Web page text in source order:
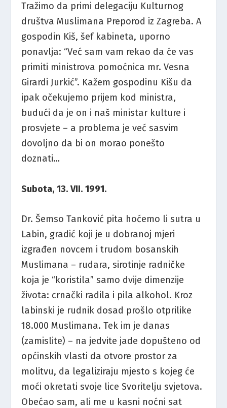
Tražimo da primi delegaciju Kulturnog
društva Muslimana Preporod iz Zagreba. A
gospodin Kiš, šef kabineta, uporno
ponavlja: “Već sam vam rekao da će vas
primiti ministrova pomoćnica mr. Vesna
Girardi Jurkić”. Kažem gospodinu Kišu da
ipak očekujemo prijem kod ministra,
budući da je on i naš ministar kulture i
prosvjete – a problema je već sasvim
dovoljno da bi on morao ponešto
doznati…
Subota, 13. VII. 1991.
Dr. Šemso Tanković pita hoćemo li sutra u
Labin, gradić koji je u dobranoj mjeri
izgrađen novcem i trudom bosanskih
Muslimana – rudara, sirotinje radničke
koja je “koristila” samo dvije dimenzije
života: crnački radila i pila alkohol. Kroz
labinski je rudnik dosad prošlo otprilike
18.000 Muslimana. Tek im je danas
(zamislite) – na jedvite jade dopušteno od
općinskih vlasti da otvore prostor za
molitvu, da legaliziraju mjesto s kojeg će
moći okretati svoje lice Svoritelju svjetova.
Obećao sam, ali me u kasni noćni sat